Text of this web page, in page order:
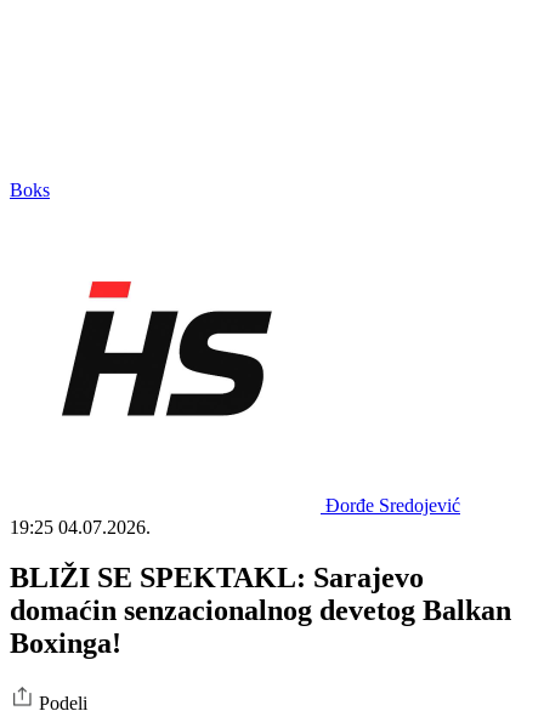
Boks
Đorđe Sredojević
19:25 04.07.2026.
BLIŽI SE SPEKTAKL: Sarajevo
domaćin senzacionalnog devetog Balkan
Boxinga!
Podeli